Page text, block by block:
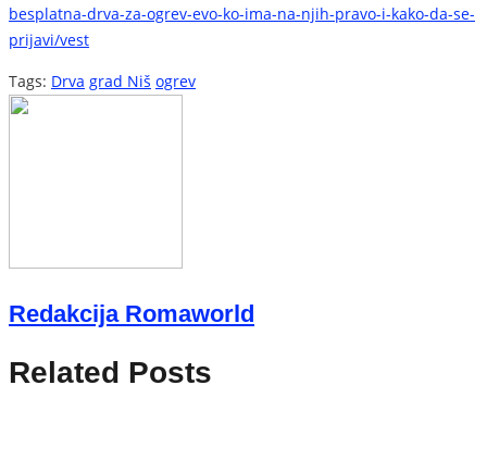
besplatna-drva-za-ogrev-evo-ko-ima-na-njih-pravo-i-kako-da-se-
prijavi/vest
Tags: Drva grad Niš ogrev
Redakcija Romaworld
Related Posts